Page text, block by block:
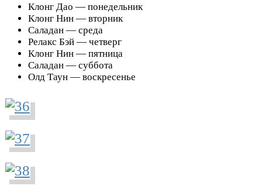
Клонг Дао — понедельник
Клонг Нин — вторник
Саладан — среда
Релакс Бэй — четверг
Клонг Нин — пятница
Саладан — суббота
Олд Таун — воскресенье